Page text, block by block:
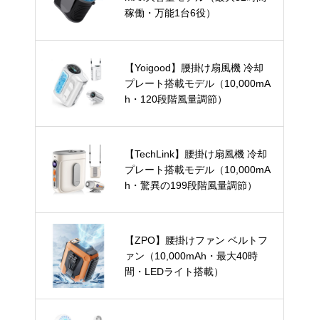
稼働・万能1台6役）
【Yoigood】腰掛け扇風機 冷却
プレート搭載モデル（10,000mA
h・120段階風量調節）
【TechLink】腰掛け扇風機 冷却
プレート搭載モデル（10,000mA
h・驚異の199段階風量調節）
【ZPO】腰掛けファン ベルトフ
ァン（10,000mAh・最大40時
間・LEDライト搭載）